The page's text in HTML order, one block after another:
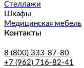
Стеллажи
Шкафы
Медицинская мебель
Контакты
8 (800) 333-87-80
+7 (962) 716-82-41